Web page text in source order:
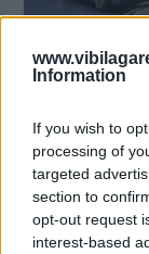
Information
If you wish to
processing of
targeted
section to
opt-out request
interest-based